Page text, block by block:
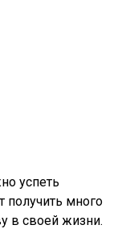
успеть
получить много
в своей жизни.